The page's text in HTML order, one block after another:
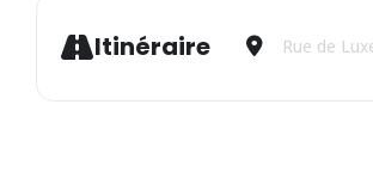
Itinéraire
Address - Apéro